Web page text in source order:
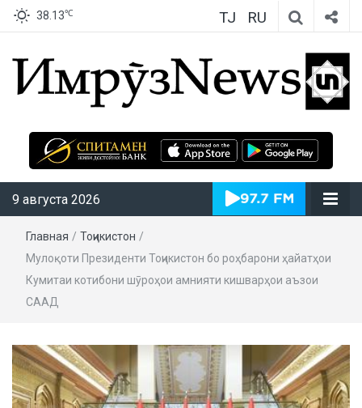
38.13℃ TJ RU
ИмрӯзNews
9 августа 2026
Главная / Тоҷикистон /
Мулоқоти Президенти Тоҷикистон бо роҳбарони ҳайатҳои
Кумитаи котибони шӯроҳои амнияти кишварҳои аъзои
СААД